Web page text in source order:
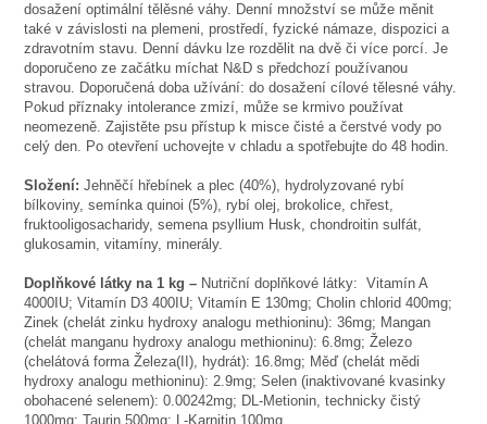
dosažení optimální tělěsné váhy. Denní množství se může měnit
také v závislosti na plemeni, prostředí, fyzické námaze, dispozici a
zdravotním stavu. Denní dávku lze rozdělit na dvě či více porcí. Je
doporučeno ze začátku míchat N&D s předchozí používanou
stravou. Doporučená doba užívání: do dosažení cílové tělesné váhy.
Pokud příznaky intolerance zmizí, může se krmivo používat
neomezeně. Zajistěte psu přístup k misce čisté a čerstvé vody po
celý den. Po otevření uchovejte v chladu a spotřebujte do 48 hodin.
Složení:Jehněčí hřebínek a plec (40%), hydrolyzované rybí
bílkoviny, semínka quinoi (5%), rybí olej, brokolice, chřest,
fruktooligosacharidy, semena psyllium Husk, chondroitin sulfát,
glukosamin, vitamíny, minerály.
Doplňkové látky na 1 kg – Nutriční doplňkové látky: Vitamín A
4000IU; Vitamín D3 400IU; Vitamín E 130mg; Cholin chlorid 400mg;
Zinek (chelát zinku hydroxy analogu methioninu): 36mg; Mangan
(chelát manganu hydroxy analogu methioninu): 6.8mg; Železo
(chelátová forma Železa(II), hydrát): 16.8mg; Měď (chelát mědi
hydroxy analogu methioninu): 2.9mg; Selen (inaktivované kvasinky
obohacené selenem): 0.00242mg; DL-Metionin, technicky čistý
1000mg; Taurin 500mg; L-Karnitin 100mg.